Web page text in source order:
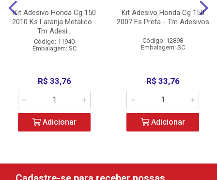
Kit Adesivo Honda Cg 150
2010 Ks Laranja Metalico -
Tm Adesi...
Código: 11940
Embalagem: SC
R$ 33,76
Adicionar
Kit Adesivo Honda Cg 150
2007 Es Preta - Tm Adesivos
Código: 12898
Embalagem: SC
R$ 33,76
Adicionar